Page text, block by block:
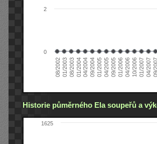
08/200201/200308/200301/200404/200409/200401/200504/200509/200501/200604/200610/200601/200704/200709/2007
0
2
Historie půměrného Ela soupeřů a
1625